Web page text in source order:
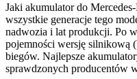
Jaki akumulator do
wszystkie generacje tego
nadwozia i lat produkcji. Po
pojemności wersję silnikową
biegów. Najlepsze
sprawdzonych producentów